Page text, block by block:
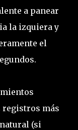
a panear
la izquiera y
el
registros más
(si